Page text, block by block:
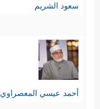
سعود الشريم
أحمد عيسي المعصراوي